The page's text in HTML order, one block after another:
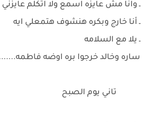
ـ وانا مش عايزه اسمع ولا اتكلم عايزني
ـ أنا خارج وبكره هنشوف هتمعلي ايه
ـ يلا مع السلامه
ساره وخالد خرجوا بره اوضه
تاني يوم الصبح